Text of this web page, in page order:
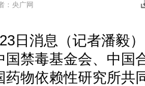
：央广网
消息（记者潘毅）
国禁毒基金会、中国
药物依赖性研究所共